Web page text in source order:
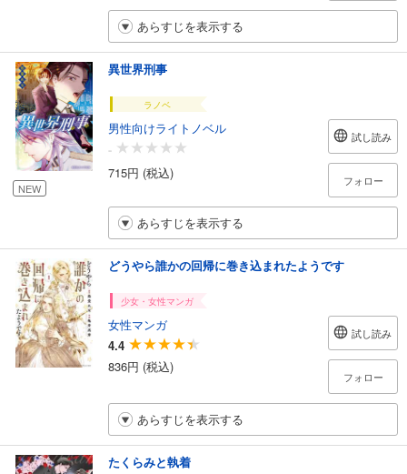
あらすじを表示する
NEW
異世界刑事
ラノベ
男性向けライトノベル
-
715円 (税込)
試し読み
フォロー
あらすじを表示する
どうやら誰かの回帰に巻き込まれたようです
少女・女性マンガ
女性マンガ
4.4
836円 (税込)
試し読み
フォロー
あらすじを表示する
たくらみと執着